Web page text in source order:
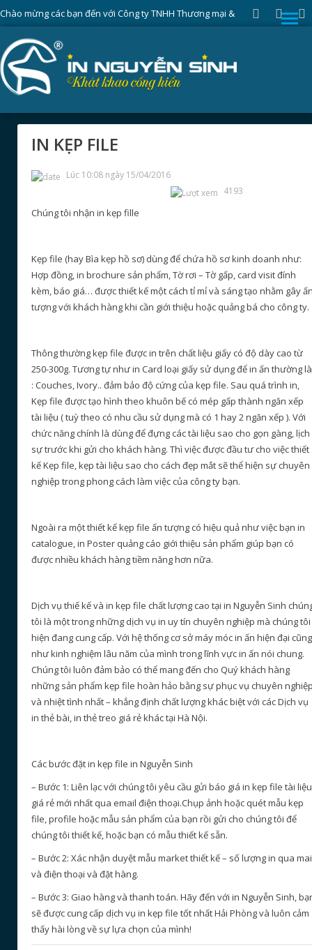
Chào mừng các bạn đến với Công ty TNHH Thương mại &
Sản xuất Nguyễn Sinh
Trang chủ Dịch vụin ấn » Văn Phòng
IN KẸP FILE
Lúc 10:08 ngày 15/04/2016
4193
Chúng tôi nhận in kẹp fille
Kẹp file (hay Bìa kẹp hồ sơ) dùng để chứa hồ sơ kinh doanh như:
Hợp đồng, in brochure sản phẩm, Tờ rơi – Tờ gấp, card visit đính
kèm, báo giá… được thiết kế một cách tỉ mỉ và sáng tạo nhằm gây
tượng với khách hàng khi cần giới thiệu hoặc quảng bá cho công ty.
Thông thường kẹp file được in trên chất liệu giấy có độ dày cao từ
250-300g. Tương tự như in Card loại giấy sử dụng để in ấn thường là
: Couches, Ivory.. đảm bảo độ cứng của kẹp file. Sau quá trình in,
Kẹp file được tạo hình theo khuôn bế có mép gấp thành ngăn xếp
tài liệu ( tuỳ theo có nhu cầu sử dụng mà có 1 hay 2 ngăn xếp ). Với
chức năng chính là dùng để đựng các tài liệu sao cho gọn gàng, lịch
sự trước khi gửi cho khách hàng. Thì việc được đầu tư cho việc thiết
kế Kẹp file, kẹp tài liệu sao cho cách đẹp mắt sẽ thể hiện sự chuyên
nghiệp trong phong cách làm việc của công ty bạn.
Ngoài ra một thiết kế kẹp file ấn tượng có hiệu quả như việc bạn in
catalogue, in Poster quảng cáo giới thiệu sản phẩm giúp bạn có
được nhiều khách hàng tiềm năng hơn nữa.
Dịch vụ thiế kế và in kẹp file chất lượng cao tại in Nguyễn Sinh
tôi là một trong những dịch vụ in uy tín chuyên nghiệp mà chúng tôi
hiện đang cung cấp. Với hệ thống cơ sở máy móc in ấn hiện đại cũng
như kinh nghiệm lâu năm của mình trong lĩnh vực in ấn nói chung.
Chúng tôi luôn đảm bảo có thể mang đến cho Quý khách hàng
những sản phẩm kẹp file hoàn hảo bằng sự phục vụ chuyên
và nhiệt tình nhất – khẳng định chất lượng khác biệt với các Dịch vụ
in thẻ bài, in thẻ treo giá rẻ khác tại Hà Nội.
Các bước đặt in kẹp file in Nguyễn Sinh
– Bước 1: Liên lạc với chúng tôi yêu cầu gửi báo giá in kẹp file tài liệu
giá rẻ mới nhất qua email điện thoại.Chụp ảnh hoặc quét mẫu kẹp
file, profile hoặc mẫu sản phẩm của bạn rồi gửi cho chúng tôi để
chúng tôi thiết kế, hoặc bạn có mẫu thiết kế sẵn.
– Bước 2: Xác nhận duyệt mẫu market thiết kế – số lượng in qua
và điện thoại và đặt hàng.
– Bước 3: Giao hàng và thanh toán. Hãy đến với in Nguyễn Sinh,
sẽ được cung cấp dịch vụ in kẹp file tốt nhất Hải Phòng và luôn cảm
thấy hài lòng về sự lựa chọn của mình!